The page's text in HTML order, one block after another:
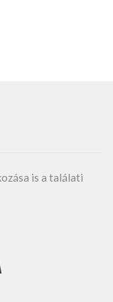
is a találati